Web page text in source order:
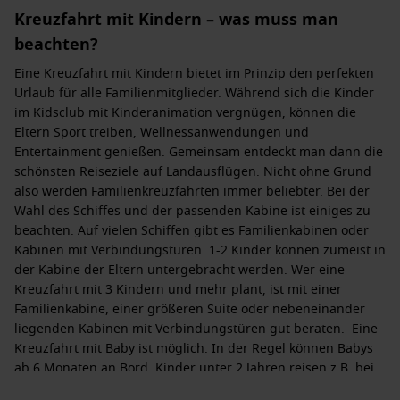
Kreuzfahrt mit Kindern – was muss man
beachten?
Eine Kreuzfahrt mit Kindern bietet im Prinzip den perfekten
Urlaub für alle Familienmitglieder. Während sich die Kinder
im Kidsclub mit Kinderanimation vergnügen, können die
Eltern Sport treiben, Wellnessanwendungen und
Entertainment genießen. Gemeinsam entdeckt man dann die
schönsten Reiseziele auf Landausflügen. Nicht ohne Grund
also werden Familienkreuzfahrten immer beliebter. Bei der
Wahl des Schiffes und der passenden Kabine ist einiges zu
beachten. Auf vielen Schiffen gibt es Familienkabinen oder
Kabinen mit Verbindungstüren. 1-2 Kinder können zumeist in
der Kabine der Eltern untergebracht werden. Wer eine
Kreuzfahrt mit 3 Kindern und mehr plant, ist mit einer
Familienkabine, einer größeren Suite oder nebeneinander
liegenden Kabinen mit Verbindungstüren gut beraten. Eine
Kreuzfahrt mit Baby ist möglich. In der Regel können Babys
ab 6 Monaten an Bord. Kinder unter 2 Jahren reisen z.B. bei